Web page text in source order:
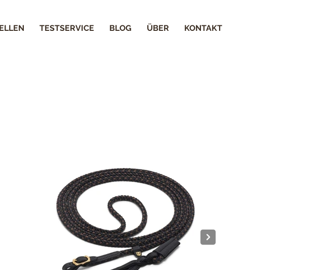
TESTSERVICE BLOG ÜBER KONTAKT